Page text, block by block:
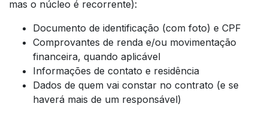
mas o núcleo é recorrente):
Documento de identificação (com foto) e CPF
Comprovantes de renda e/ou movimentação
financeira, quando aplicável
Informações de contato e residência
Dados de quem vai constar no contrato (e se
haverá mais de um responsável)